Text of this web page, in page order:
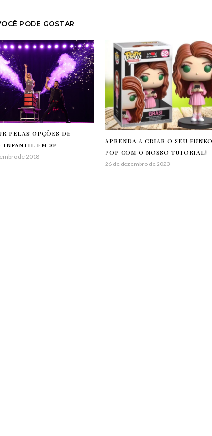
PODE GOSTAR
PELAS OPÇÕES DE
INFANTIL EM SP
de 2018
APRENDA A CRIAR O SEU FUNKO
POP COM O NOSSO TUTORIAL!
26 de dezembro de 2023